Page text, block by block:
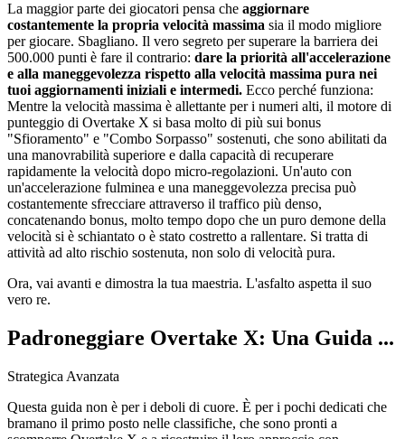
La maggior parte dei giocatori pensa che aggiornare
costantemente la propria velocità massima sia il modo migliore
per giocare. Sbagliano. Il vero segreto per superare la barriera dei
500.000 punti è fare il contrario: dare la priorità all'accelerazione
e alla maneggevolezza rispetto alla velocità massima pura nei
tuoi aggiornamenti iniziali e intermedi. Ecco perché funziona:
Mentre la velocità massima è allettante per i numeri alti, il motore di
punteggio di Overtake X si basa molto di più sui bonus
"Sfioramento" e "Combo Sorpasso" sostenuti, che sono abilitati da
una manovrabilità superiore e dalla capacità di recuperare
rapidamente la velocità dopo micro-regolazioni. Un'auto con
un'accelerazione fulminea e una maneggevolezza precisa può
costantemente sfrecciare attraverso il traffico più denso,
concatenando bonus, molto tempo dopo che un puro demone della
velocità si è schiantato o è stato costretto a rallentare. Si tratta di
attività ad alto rischio sostenuta, non solo di velocità pura.
Ora, vai avanti e dimostra la tua maestria. L'asfalto aspetta il suo
vero re.
Padroneggiare Overtake X: Una Guida ...
Strategica Avanzata
Questa guida non è per i deboli di cuore. È per i pochi dedicati che
bramano il primo posto nelle classifiche, che sono pronti a